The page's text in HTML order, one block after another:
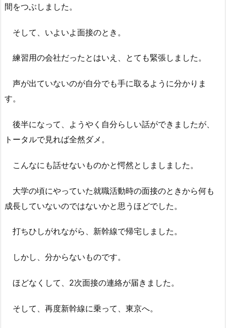
間をつぶしました。
そして、いよいよ面接のとき。
練習用の会社だったとはいえ、とても緊張しました。
声が出ていないのが自分でも手に取るように分かりま
す。
後半になって、ようやく自分らしい話ができましたが、
トータルで見れば全然ダメ。
こんなにも話せないものかと愕然としましました。
大学の頃にやっていた就職活動時の面接のときから何も
成長していないのではないかと思うほどでした。
打ちひしがれながら、新幹線で帰宅しました。
しかし、分からないものです。
ほどなくして、2次面接の連絡が届きました。
そして、再度新幹線に乗って、東京へ。